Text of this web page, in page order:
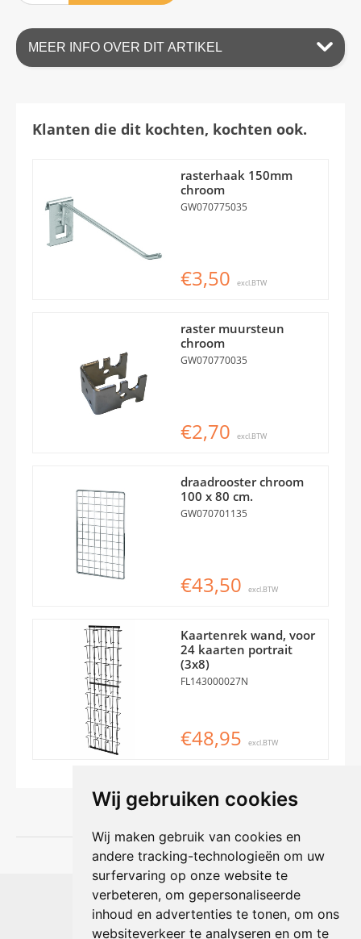
Wij gebruiken cookies
Wij maken gebruik van cookies en
andere tracking-technologieën om uw
surfervaring op onze website te
verbeteren, om gepersonaliseerde
inhoud en advertenties te tonen, om ons
websiteverkeer te analyseren en om te
MEER INFO OVER DIT ARTIKEL
Klanten die dit kochten, kochten ook.
rasterhaak 150mm
chroom
GW070775035
€3,50 excl.BTW
raster muursteun
chroom
GW070770035
€2,70 excl.BTW
draadrooster chroom
100 x 80 cm.
GW070701135
€43,50 excl.BTW
Kaartenrek wand, voor
24 kaarten portrait
(3x8)
FL143000027N
€48,95 excl.BTW
Shophouse online
Max Planckstraat 4
6716 BE Ede, Nederland